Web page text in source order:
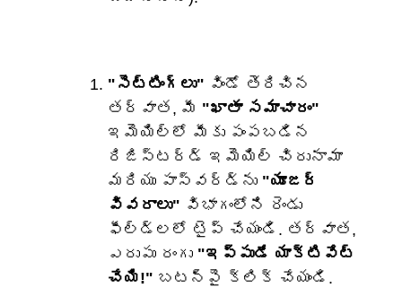
"సెట్టింగ్‌లు" విండో తెరిచిన
తర్వాత, మీ "ఖాతా సమాచారం"
ఇమెయిల్‌లో మీకు పంపబడిన
రిజిస్టర్డ్ ఇమెయిల్ చిరునామా
మరియు పాస్‌వర్డ్‌ను "యూజర్
వివరాలు" విభాగంలోని రెండు
ఫీల్డ్‌లలో టైప్ చేయండి. తర్వాత,
ఎరుపు రంగు "ఇప్పుడే యాక్టివేట్
చేయి!" బటన్‌పై క్లిక్ చేయండి.